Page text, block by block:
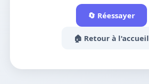
🔄 Réessayer
🏠 Retour à l'accueil